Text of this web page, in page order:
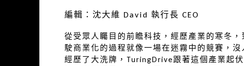
編輯：沈大維 David 執行長 CEO
從受眾人矚目的前瞻科技，經歷產業的寒冬
駛商業化的過程就像一場在迷霧中的競賽，
經歷了大洗牌，TuringDrive跟著這個產業起